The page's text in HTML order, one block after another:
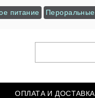
питание Пероральные
ОПЛАТА И ДОСТАВКА